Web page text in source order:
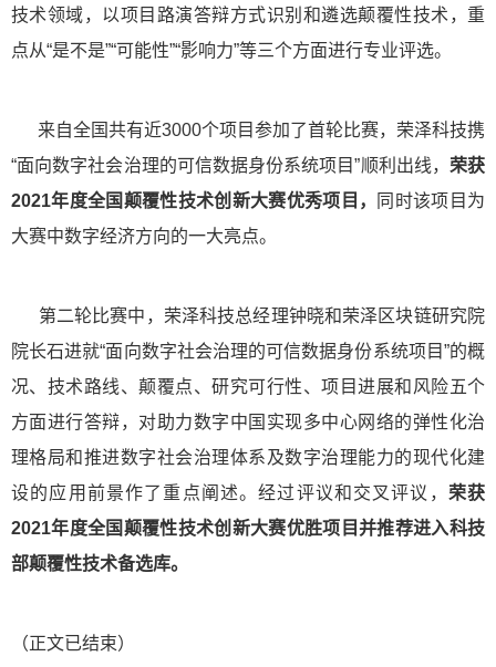
技术领域，以项目路演答辩方式识别和遴选颠覆性技术，重
点从“是不是”“可能性”“影响力”等三个方面进行专业评选。
来自全国共有近3000个项目参加了首轮比赛，荣泽科技携
“面向数字社会治理的可信数据身份系统项目”顺利出线， 荣获
2021年度全国颠覆性技术创新大赛优秀项目，
同时该项目为
大赛中数字经济方向的一大亮点。
第二轮比赛中，荣泽科技总经理钟晓和荣泽区块链研究院
院长石进就“面向数字社会治理的可信数据身份系统项目”的概
况、技术路线、颠覆点、研究可行性、项目进展和风险五个
方面进行答辩，对助力数字中国实现多中心网络的弹性化治
理格局和推进数字社会治理体系及数字治理能力的现代化建
设的应用前景作了重点阐述。经过评议和交叉评议， 荣获
2021年度全国颠覆性技术创新大赛优胜项目并推荐进入科技
部颠覆性技术备选库。
（正文已结束）